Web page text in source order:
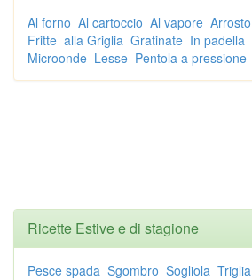
Al forno Al cartoccio Al vapore Arrosto
Fritte alla Griglia Gratinate In padella
Microonde Lesse Pentola a pressione
Ricette Estive e di stagione
Pesce spada Sgombro Sogliola Triglia